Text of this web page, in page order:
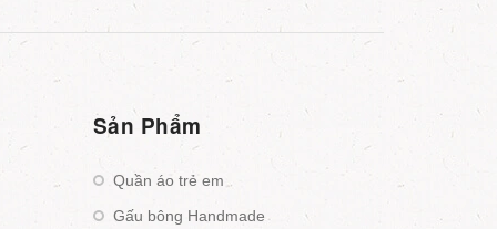
Sản Phẩm
Quần áo trẻ em
Gấu bông Handmade